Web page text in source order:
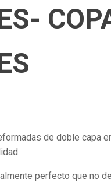
de doble capa
perfecto que no